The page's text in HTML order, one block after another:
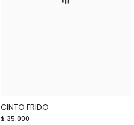
CINTO FRIDO
$ 35.000